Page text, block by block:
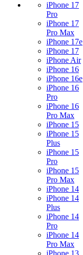
iPhone 17
Pro
iPhone 17
Pro Max
iPhone 17e
iPhone 17
iPhone Air
iPhone 16
iPhone 16e
iPhone 16
Pro
iPhone 16
Pro Max
iPhone 15
iPhone 15
Plus
iPhone 15
Pro
iPhone 15
Pro Max
iPhone 14
iPhone 14
Plus
iPhone 14
Pro
iPhone 14
Pro Max
iPhone 13